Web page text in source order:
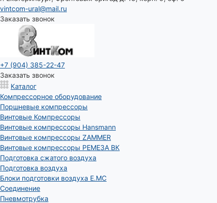
vintcom-ural@mail.ru
Заказать звонок
+7 (904) 385-22-47
Заказать звонок
Каталог
Компрессорное оборудование
Поршневые компрессоры
Винтовые Компрессоры
Винтовые компрессоры Hansmann
Винтовые компрессоры ZAMMER
Винтовые компрессоры РЕМЕЗА ВК
Подготовка сжатого воздуха
Подготовка воздуха
Блоки подготовки воздуха E.MC
Соединение
Пневмотрубка